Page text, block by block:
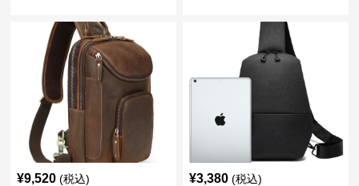
¥9,520 (税込) ¥3,380 (税込)